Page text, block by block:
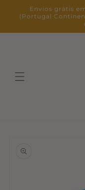
para o
conteúdo
Envios grátis
(Portugal
informação